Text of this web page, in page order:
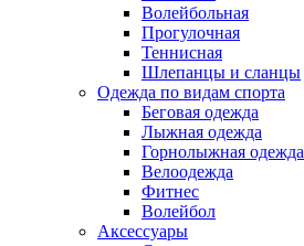
Волейбольная
Прогулочная
Теннисная
Шлепанцы и сланцы
Одежда по видам спорта
Беговая одежда
Лыжная одежда
Горнолыжная одежда
Велоодежда
Фитнес
Волейбол
Аксессуары